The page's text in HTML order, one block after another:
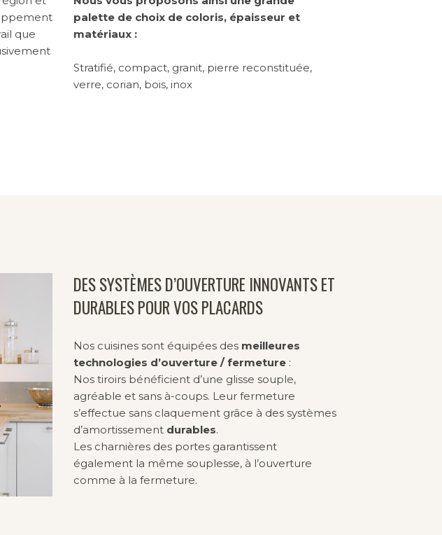
que
palette de choix de coloris, épaisseur et
matériaux :
Stratifié, compact, granit, pierre reconstituée,
verre, corian, bois, inox
DES SYSTÈMES D’OUVERTURE INNOVANTS ET
DURABLES POUR VOS PLACARDS
Nos cuisines sont équipées des meilleures
technologies d’ouverture / fermeture:
Nos tiroirs bénéficient d’une glisse souple,
agréable et sans à-coups. Leur fermeture
s’effectue sans claquement grâce à des systèmes
d’amortissement durables.
Les charnières des portes garantissent
également la même souplesse, à l’ouverture
comme à la fermeture.